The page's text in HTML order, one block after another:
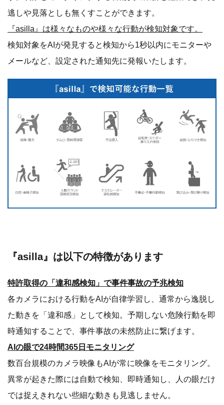
逃しや見落としも無くすことができます。
『asilla』は様々なものや様々な行動が検知対象です。
検知対象をAIが発見すると検知から1秒以内にモニターや
メールなど、設定された通知先に発報いたします。
『asilla』は以下の特徴があります
‍‍特許取得の「違和感検知」で事件事故の予兆検知
‍各カメラにおける行動をAIが自律学習し、通常から逸脱し
た動きを「違和感」として検知。予期しない危険行動を即
時通知することで、事件事故の未然防止に繋げます。
‍AIの眼で24時間365日モニタリング
‍数百台規模のカメラ映像もAIが常に映像をモニタリング。
異常が起きた際には自動で検知、即時通知し、人の眼だけ
では捉えきれない些細な動きも見逃しません。